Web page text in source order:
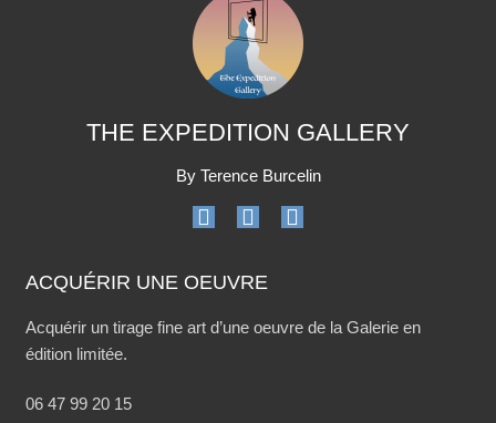
THE EXPEDITION GALLERY
By Terence Burcelin
ACQUÉRIR UNE OEUVRE
Acquérir un tirage fine art d’une oeuvre de la Galerie en
édition limitée.
06 47 99 20 15